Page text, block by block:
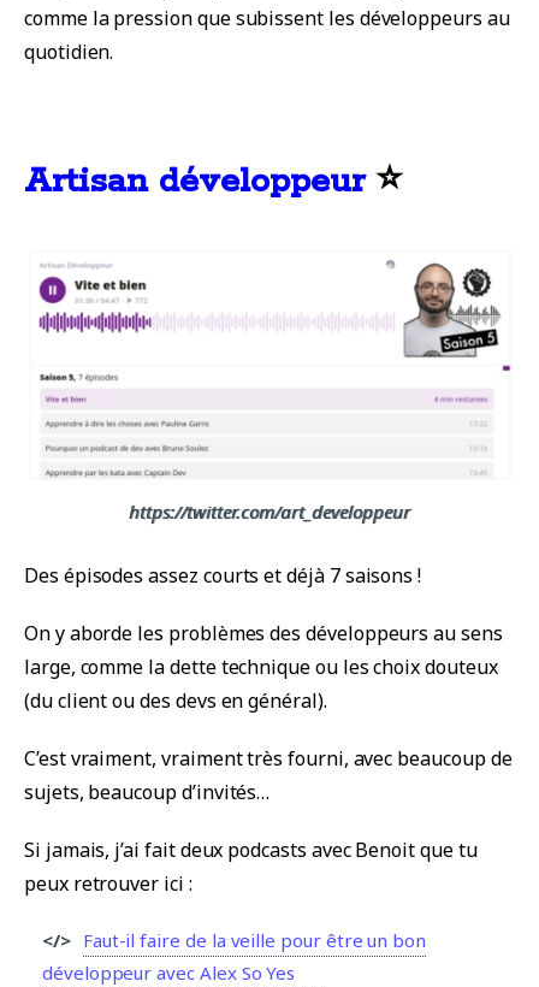
comme la pression que subissent les développeurs au
quotidien.
Artisan développeur⭐
https://twitter.com/art_developpeur
Des épisodes assez courts et déjà 7 saisons !
On y aborde les problèmes des développeurs au sens
large, comme la dette technique ou les choix douteux
(du client ou des devs en général).
C’est vraiment, vraiment très fourni, avec beaucoup de
sujets, beaucoup d’invités…
Si jamais, j’ai fait deux podcasts avec Benoit que tu
peux retrouver ici :
Faut-il faire de la veille pour être un bon
développeur avec Alex So Yes